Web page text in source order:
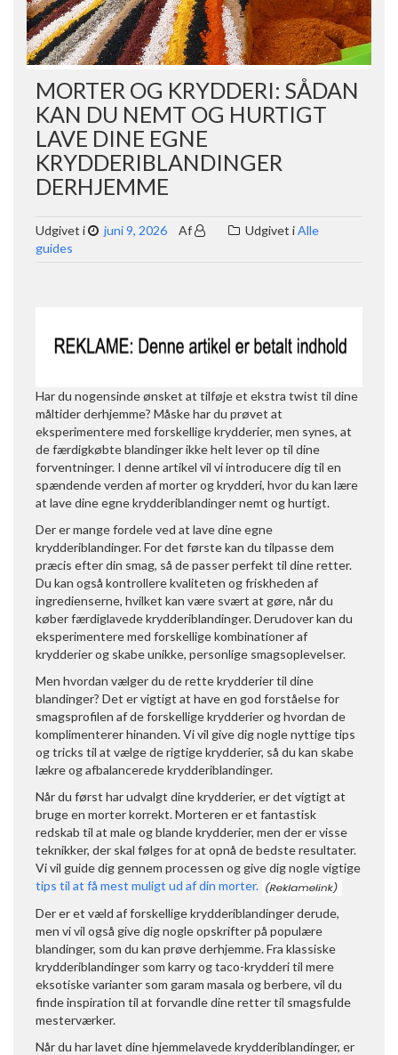
MORTER OG KRYDDERI: SÅDAN
KAN DU NEMT OG HURTIGT
LAVE DINE EGNE
KRYDDERIBLANDINGER
DERHJEMME
Udgivet i juni 9, 2026 Af Udgivet iAlle
guides
Har du nogensinde ønsket at tilføje et ekstra twist til dine
måltider derhjemme? Måske har du prøvet at
eksperimentere med forskellige krydderier, men synes, at
de færdigkøbte blandinger ikke helt lever op til dine
forventninger. I denne artikel vil vi introducere dig til en
spændende verden af morter og krydderi, hvor du kan lære
at lave dine egne krydderiblandinger nemt og hurtigt.
Der er mange fordele ved at lave dine egne
krydderiblandinger. For det første kan du tilpasse dem
præcis efter din smag, så de passer perfekt til dine retter.
Du kan også kontrollere kvaliteten og friskheden af
ingredienserne, hvilket kan være svært at gøre, når du
køber færdiglavede krydderiblandinger. Derudover kan du
eksperimentere med forskellige kombinationer af
krydderier og skabe unikke, personlige smagsoplevelser.
Men hvordan vælger du de rette krydderier til dine
blandinger? Det er vigtigt at have en god forståelse for
smagsprofilen af de forskellige krydderier og hvordan de
komplimenterer hinanden. Vi vil give dig nogle nyttige tips
og tricks til at vælge de rigtige krydderier, så du kan skabe
lækre og afbalancerede krydderiblandinger.
Når du først har udvalgt dine krydderier, er det vigtigt at
bruge en morter korrekt. Morteren er et fantastisk
redskab til at male og blande krydderier, men der er visse
teknikker, der skal følges for at opnå de bedste resultater.
Vi vil guide dig gennem processen og give dig nogle vigtige
tips til at få mest muligt ud af din morter.
Der er et væld af forskellige krydderiblandinger derude,
men vi vil også give dig nogle opskrifter på populære
blandinger, som du kan prøve derhjemme. Fra klassiske
krydderiblandinger som karry og taco-krydderi til mere
eksotiske varianter som garam masala og berbere, vil du
finde inspiration til at forvandle dine retter til smagsfulde
mesterværker.
Når du har lavet dine hjemmelavede krydderiblandinger, er